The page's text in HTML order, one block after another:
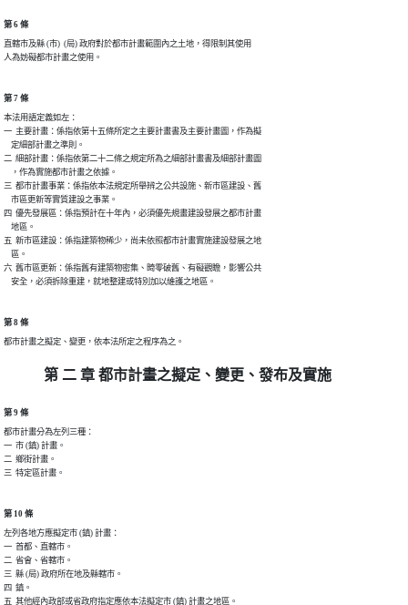
第 6 條
直轄市及縣 (市)  (局) 政府對於都市計畫範圍內之土地，得限制其使用
第 7 條
本法用語定義如左：
一  主要計畫：係指依第十五條所定之主要計畫書及主要計畫圖，作為擬
    定細部計畫之準則。
二  細部計畫：係指依第二十二條之規定所為之細部計畫書及細部計畫圖
    ，作為實施都市計畫之依據。
三  都市計畫事業：係指依本法規定所舉辨之公共設施、新市區建設、舊
    市區更新等實質建設之事業。
四  優先發展區：係指預計在十年內，必須優先規畫建設發展之都市計畫
    地區。
五  新市區建設：係指建築物稀少，尚未依照都市計畫實施建設發展之地
    區。
六  舊市區更新：係指舊有建築物密集、畸零破舊、有礙觀瞻，影響公共
第 8 條
第 二 章 都市計畫之擬定、變更、發布及實施
第 9 條
都市計畫分為左列三種：
一  市 (鎮) 計畫。
二  鄉街計畫。
第 10 條
左列各地方應擬定市 (鎮) 計畫：
一  首都、直轄市。
二  省會、省轄市。
三  縣 (局) 政府所在地及縣轄市。
四  鎮。